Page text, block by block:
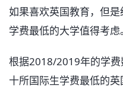
如果喜欢英国教育，但
学费最低的大学值得考虑。
根据2018/2019年的学
十所国际生学费最低的英